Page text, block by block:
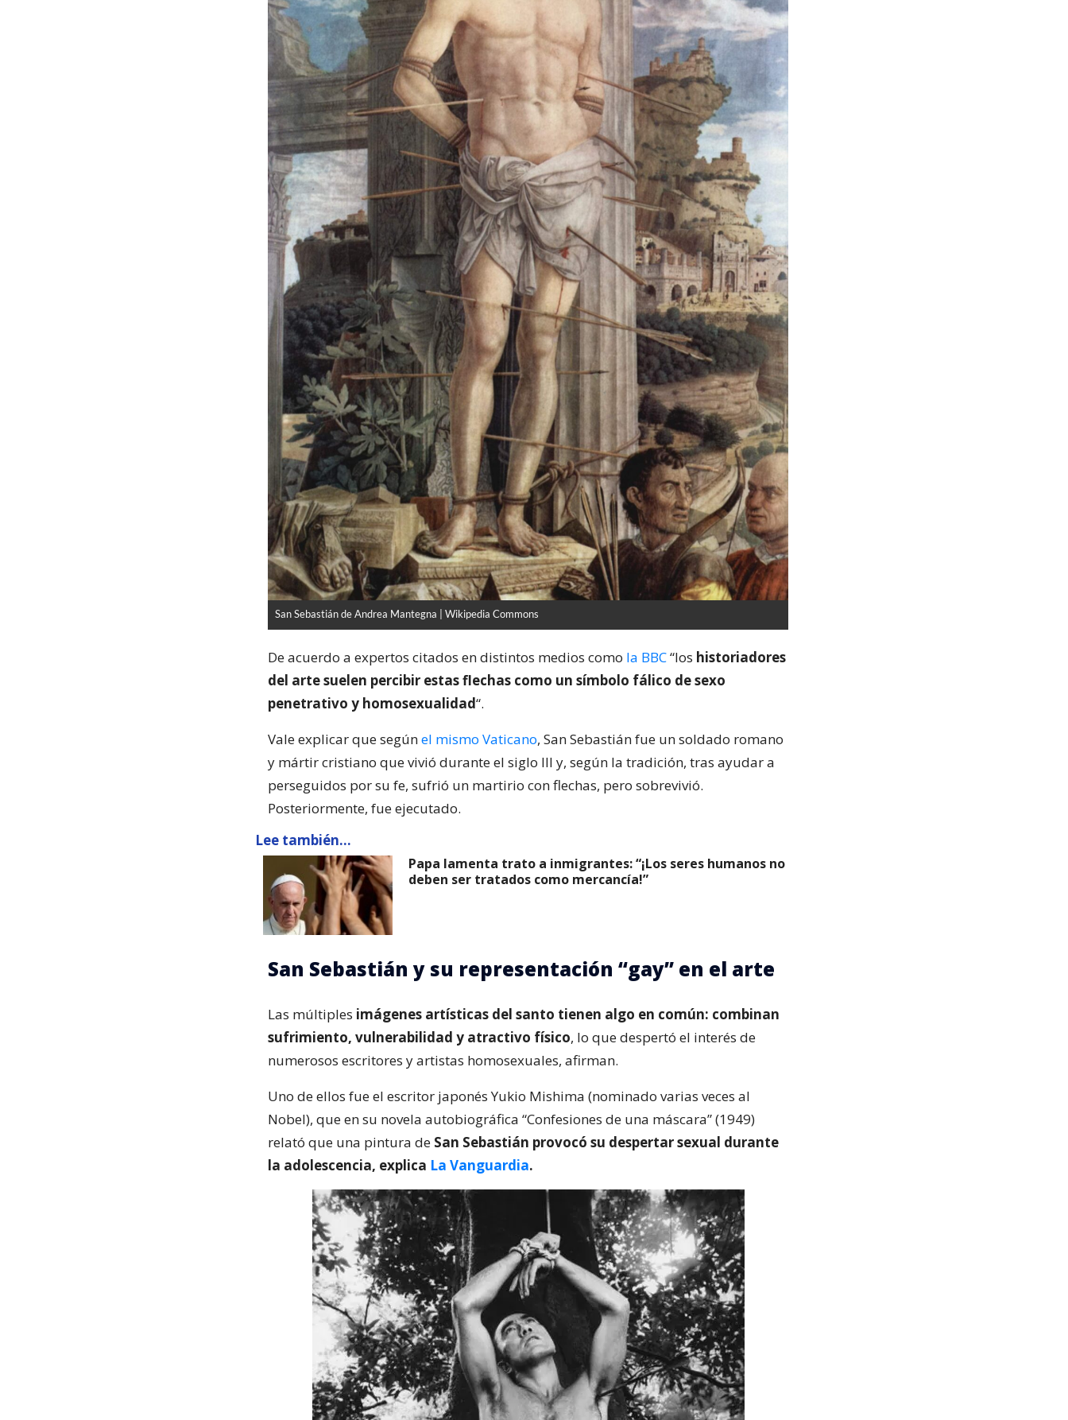
San Sebastián de Andrea Mantegna | Wikipedia Commons
De acuerdo a expertos citados en distintos medios como la BBC“los historiadores
del arte suelen percibir estas flechas como un símbolo fálico de sexo
penetrativo y homosexualidad“.
Vale explicar que segúnel mismo Vaticano, San Sebastián fue un soldado romano
y mártir cristiano que vivió durante el siglo III y, según la tradición, tras ayudar a
perseguidos por su fe, sufrió un martirio con flechas, pero sobrevivió.
Posteriormente, fue ejecutado.
Lee también...
Papa lamenta trato a inmigrantes: “¡Los seres humanos no
deben ser tratados como mercancía!”
San Sebastián y su representación “gay” en el arte
Las múltiples imágenes artísticas del santo tienen algo en común: combinan
sufrimiento, vulnerabilidad y atractivo físico, lo que despertó el interés de
numerosos escritores y artistas homosexuales, afirman.
Uno de ellos fue el escritor japonés Yukio Mishima (nominado varias veces al
Nobel), que en su novela autobiográfica “Confesiones de una máscara” (1949)
relató que una pintura de San Sebastián provocó su despertar sexual durante
la adolescencia, explica La Vanguardia.